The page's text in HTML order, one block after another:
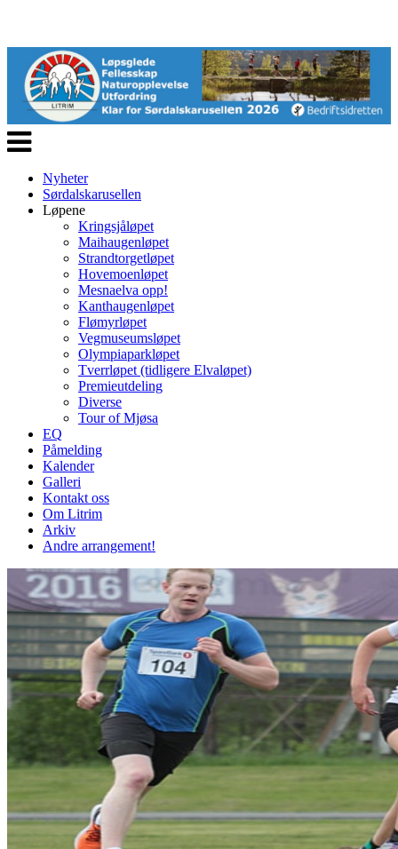
Veksle
navigasjon
Nyheter
Sørdalskarusellen
Løpene
Kringsjåløpet
Maihaugenløpet
Strandtorgetløpet
Hovemoenløpet
Mesnaelva opp!
Kanthaugenløpet
Flømyrløpet
Vegmuseumsløpet
Olympiaparkløpet
Tverrløpet (tidligere Elvaløpet)
Premieutdeling
Diverse
Tour of Mjøsa
EQ
Påmelding
Kalender
Galleri
Kontakt oss
Om Litrim
Arkiv
Andre arrangement!